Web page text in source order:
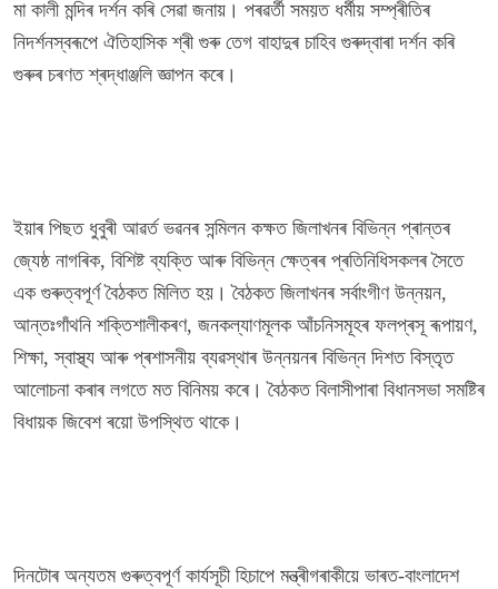
মা কালী মন্দিৰ দৰ্শন কৰি সেৱা জনায়। পৰৱৰ্তী সময়ত ধৰ্মীয় সম্প্ৰীতিৰ
নিদৰ্শনস্বৰূপে ঐতিহাসিক শ্ৰী গুৰু তেগ বাহাদুৰ চাহিব গুৰুদ্বাৰা দৰ্শন কৰি
গুৰুৰ চৰণত শ্ৰদ্ধাঞ্জলি জ্ঞাপন কৰে।
ইয়াৰ পিছত ধুবুৰী আৱৰ্ত ভৱনৰ সন্মিলন কক্ষত জিলাখনৰ বিভিন্ন প্ৰান্তৰ
জ্যেষ্ঠ নাগৰিক, বিশিষ্ট ব্যক্তি আৰু বিভিন্ন ক্ষেত্ৰৰ প্ৰতিনিধিসকলৰ সৈতে
এক গুৰুত্বপূৰ্ণ বৈঠকত মিলিত হয়। বৈঠকত জিলাখনৰ সৰ্বাংগীণ উন্নয়ন,
আন্তঃগাঁথনি শক্তিশালীকৰণ, জনকল্যাণমূলক আঁচনিসমূহৰ ফলপ্ৰসূ ৰূপায়ণ,
শিক্ষা, স্বাস্থ্য আৰু প্ৰশাসনীয় ব্যৱস্থাৰ উন্নয়নৰ বিভিন্ন দিশত বিস্তৃত
আলোচনা কৰাৰ লগতে মত বিনিময় কৰে। বৈঠকত বিলাসীপাৰা বিধানসভা সমষ্টিৰ
বিধায়ক জিবেশ ৰয়ো উপস্থিত থাকে।
দিনটোৰ অন্যতম গুৰুত্বপূৰ্ণ কাৰ্যসূচী হিচাপে মন্ত্ৰীগৰাকীয়ে ভাৰত-বাংলাদেশ